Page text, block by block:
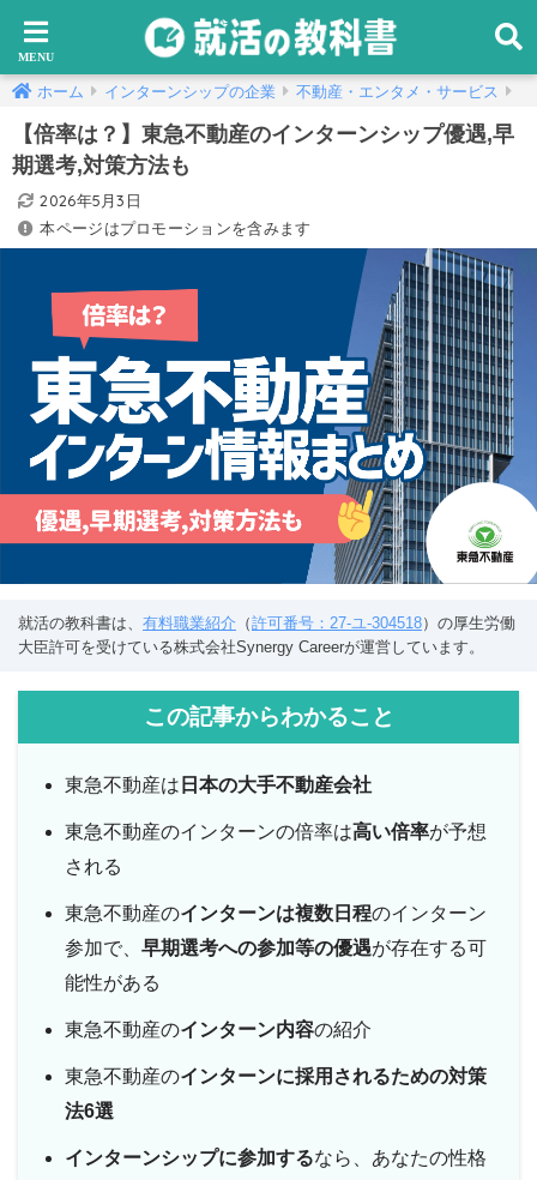
ホーム インターンシップの企業 不動産・エンタメ・サービス
【倍率は？】東急不動産のインターンシップ優遇,早
期選考,対策方法も
2026年5月3日
本ページはプロモーションを含みます
就活の教科書は、 有料職業紹介 （許可番号：27-ユ-304518）の厚生労働
大臣許可を受けている株式会社Synergy Careerが運営しています。
この記事からわかること
東急不動産は 日本の大手不動産会社
東急不動産のインターンの倍率は高い倍率が予想
される
東急不動産のインターンは複数日程のインターン
参加で、 早期選考への参加等の優遇が存在する可
能性がある
東急不動産のインターン内容の紹介
東急不動産のインターンに採用されるための対策
法6選
インターンシップに参加するなら、あなたの性格